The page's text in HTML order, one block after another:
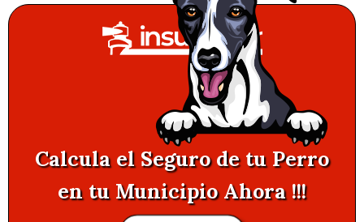
Calcula el Seguro de tu Perro
en tu Municipio Ahora !!!